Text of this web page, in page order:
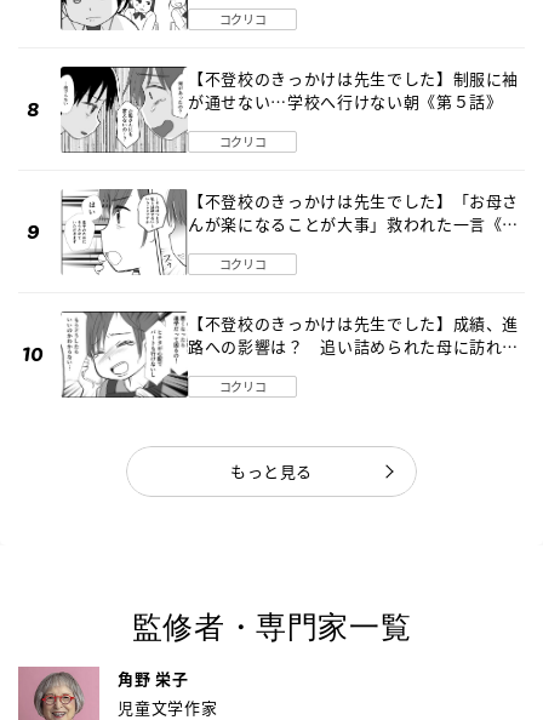
コクリコ
【不登校のきっかけは先生でした】制服に袖
が通せない…学校へ行けない朝《第５話》
コクリコ
【不登校のきっかけは先生でした】「お母さ
んが楽になることが大事」救われた一言《第
コクリコ
【不登校のきっかけは先生でした】成績、進
路への影響は？ 追い詰められた母に訪れた
コクリコ
もっと見る
監修者・専門家一覧
角野 栄子
児童文学作家